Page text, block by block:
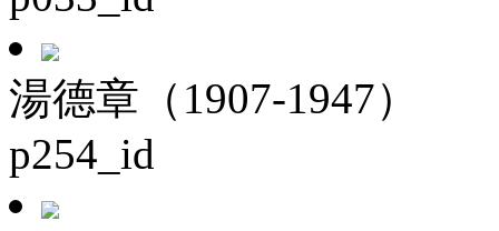
湯德章（1907-1947）
p254_id